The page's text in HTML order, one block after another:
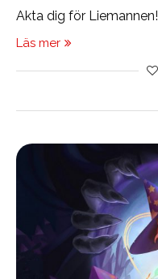
Akta dig för Liemannen!
Läs mer